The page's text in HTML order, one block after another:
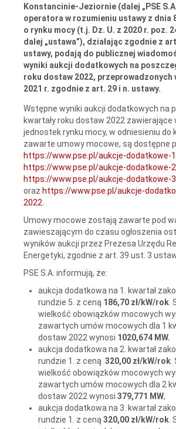
Konstancinie-Jeziornie (dalej „PSE
operatora w rozumieniu ustawy z dnia
o rynku mocy (t.j. Dz. U. z 2020 r. poz.
dalej „ustawa”), działając zgodnie z
ustawy, podają do publicznej
wyniki aukcji dodatkowych na
roku dostaw 2022, przeprowadzonych
2021 r. zgodnie z art. 29 i n. ustawy.
Wstępne wyniki aukcji dodatkowych na
kwartały roku dostaw 2022 zawierające
jednostek rynku mocy, w odniesieniu do
zawarte umowy mocowe, są dostępne
https://www.pse.pl/aukcje-dodatkowe-
https://www.pse.pl/aukcje-dodatkowe-
https://www.pse.pl/aukcje-dodatkowe-
oraz https://www.pse.pl/aukcje-
2022
Umowy mocowe zostają zawarte pod
zawieszającym do czasu ogłoszenia
wyników aukcji przez Prezesa Urzędu
Energetyki, zgodnie z art. 39 ust. 3
PSE S.A. informują, że:
aukcja dodatkowa na 1. kwartał
rundzie 5. z ceną 186,70 zł/kW/rok
wielkość obowiązków mocowych
zawartych umów mocowych dla 1
dostaw 2022 wynosi 1020,674 MW.
aukcja dodatkowa na 2. kwartał
rundzie 1. z ceną 320,00 zł/kW/rok
wielkość obowiązków mocowych
zawartych umów mocowych dla 2
dostaw 2022 wynosi 379,771 MW,
aukcja dodatkowa na 3. kwartał
rundzie 1. z ceną 320,00 zł/kW/rok